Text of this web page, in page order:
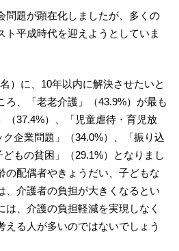
問題が顕在化しましたが、多くの
ト平成時代を迎えようとしていま
）に、10年以内に解決させたいと
ろ、「老老介護」（43.9%）が最も
（37.4%）、「児童虐待・育児放
企業問題」（34.0%）、「振り込
もの貧困」（29.1%）となりまし
の配偶者やきょうだい、子どもな
、介護者の負担が大きくなるとい
は、介護の負担軽減を実現しなく
える人が多いのではないでしょう